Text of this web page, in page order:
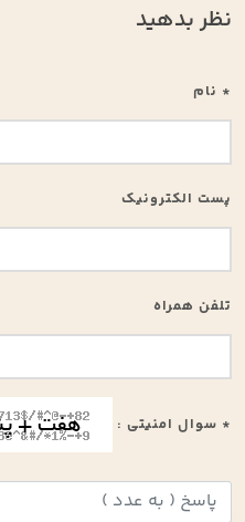
نظر بدهید
* نام
پست الکترونیک
تلفن همراه
* سوال امنیتی :